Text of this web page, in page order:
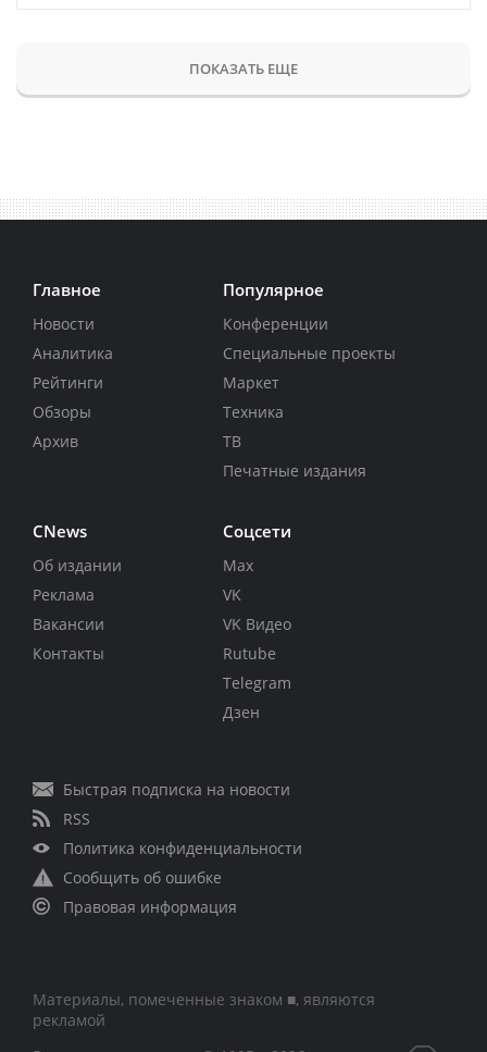
ПОКАЗАТЬ ЕЩЕ
Главное
Новости
Аналитика
Рейтинги
Обзоры
Архив
Популярное
Конференции
Специальные проекты
Маркет
Техника
ТВ
Печатные издания
CNews
Об издании
Реклама
Вакансии
Контакты
Соцсети
Max
VK
VK Видео
Rutube
Telegram
Дзен
Быстрая подписка на новости
RSS
Политика конфиденциальности
Сообщить об ошибке
Правовая информация
Материалы, помеченные знаком ■, являются
рекламой